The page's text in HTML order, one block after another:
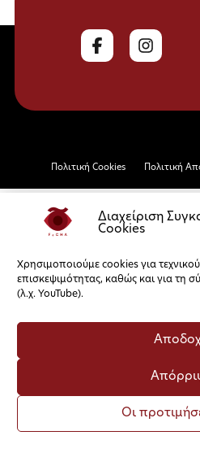
Διαχείριση
Cookies
Χρησιμοποιούμε cookies για
επισκεψιμότητας, καθώς και για τη
(λ.χ. YouTube).
Οι
Πολιτική Cookies Πολιτική